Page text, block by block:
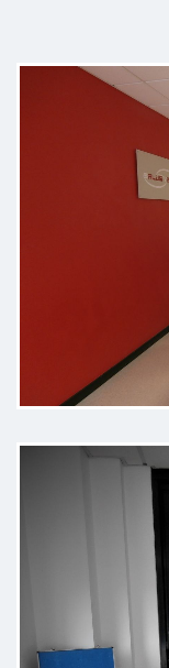
Ho
L’ho